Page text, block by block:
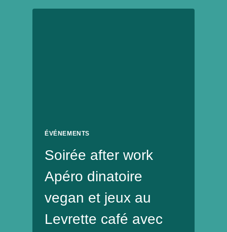
PAYS
ÉVÉNEMENTS
Soirée after work
Apéro dinatoire
vegan et jeux au
Levrette café avec